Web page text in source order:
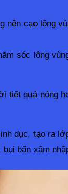
cạo lông
sóc lông
quá nóng
dục, tạo ra
bẩn xâm